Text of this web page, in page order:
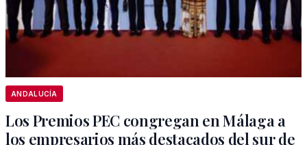
ANDALUCÍA
Los Premios PEC congregan en Málaga a
los empresarios más destacados del sur de